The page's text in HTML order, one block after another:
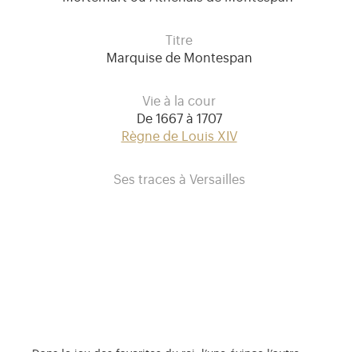
Titre
Marquise de Montespan
Vie à la cour
De 1667 à 1707
Règne de Louis XIV
Ses traces à Versailles